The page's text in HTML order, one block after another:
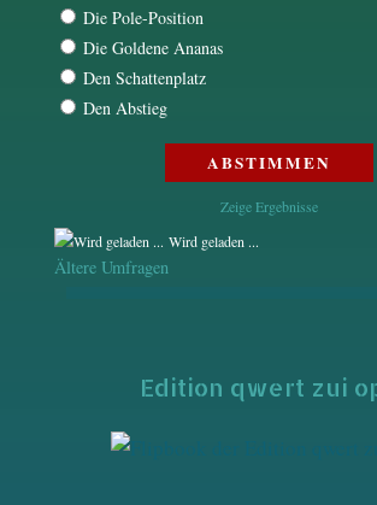
Die Pole-Position
Die Goldene Ananas
Den Schattenplatz
Den Abstieg
Zeige Ergebnisse
Wird geladen ...
Ältere Umfragen
Edition qwert zui